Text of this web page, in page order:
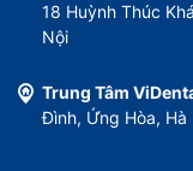
18 Huỳnh Thúc
Nội
Trung Tâm
Đình, Ứng Hòa, Hà